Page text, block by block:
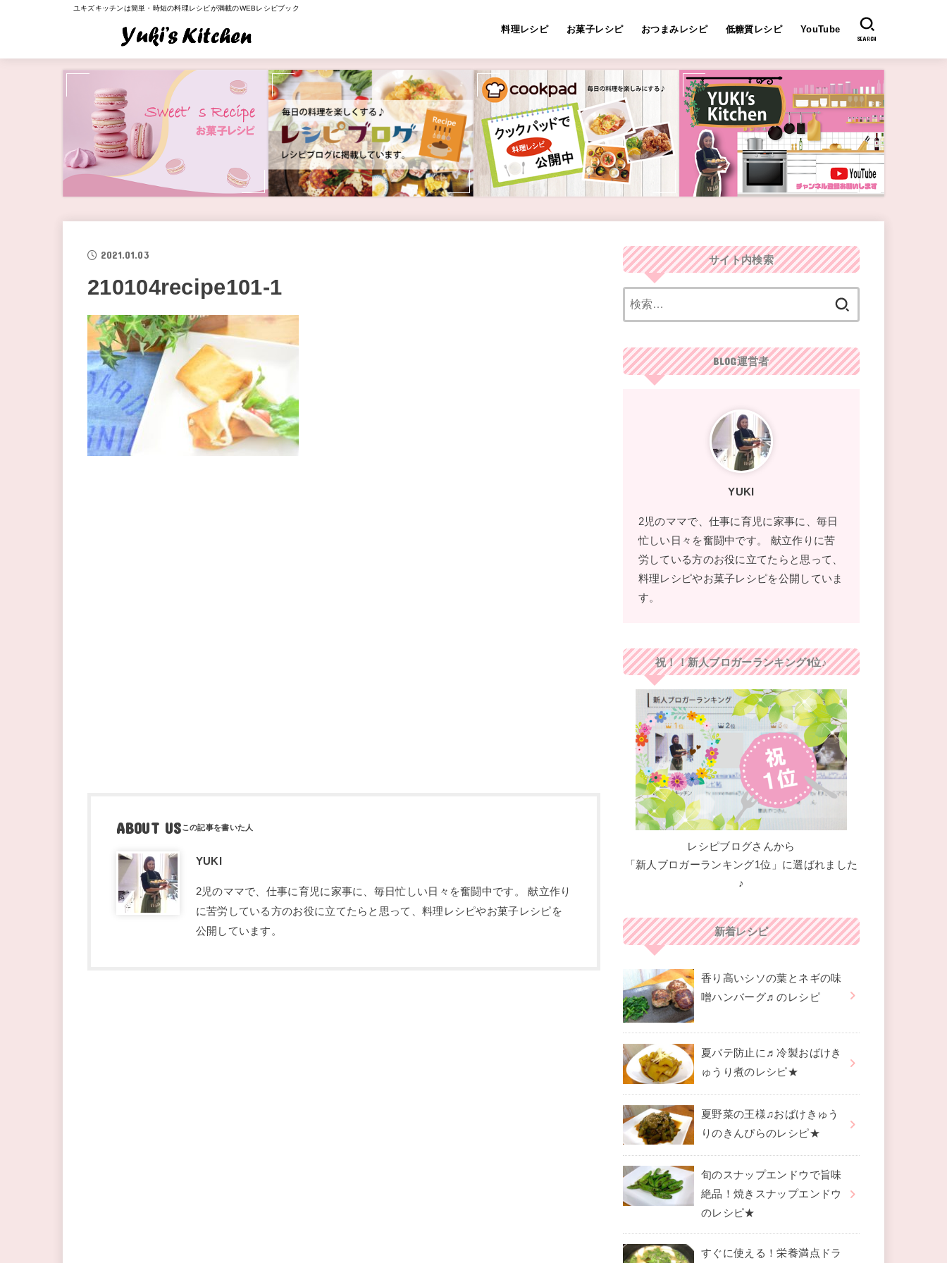
ユキズキッチンは簡単・時短の料理レシピが満載のWEBレシピブック
料理レシピ お菓子レシピ おつまみレシピ 低糖質レシピ YouTube
SEARCH
2021.01.03
210104recipe101-1
ABOUT US
YUKI
2児のママで、仕事に育児に家事に、毎日忙しい日々を奮闘中です。 献立作り
に苦労している方のお役に立てたらと思って、料理レシピやお菓子レシピを
公開しています。
サイト内検索
BLOG運営者
YUKI
2児のママで、仕事に育児に家事に、毎日
忙しい日々を奮闘中です。 献立作りに苦
労している方のお役に立てたらと思って、
料理レシピやお菓子レシピを公開していま
す。
祝！！新人ブロガーランキング1位♪
レシピブログさんから
「新人ブロガーランキング1位」に選ばれました
♪
新着レシピ
香り高いシソの葉とネギの味
噌ハンバーグ♬のレシピ
夏バテ防止に♬冷製おばけき
ゅうり煮のレシピ★
夏野菜の王様♫おばけきゅう
りのきんぴらのレシピ★
旬のスナップエンドウで旨味
絶品！焼きスナップエンドウ
のレシピ★
すぐに使える！栄養満点ドラ